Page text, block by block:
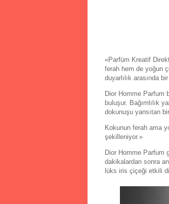
«Parfüm Kreatif
ferah hem de yoğun
duyarlılık arasında
Dior Homme Parfum
buluşur. Bağımlılık
dokunuşu yansıtan
Kokunun ferah ama
şekilleniyor.»
Dior Homme Parfum
dakikalardan sonra
lüks iris çiçeği etkili